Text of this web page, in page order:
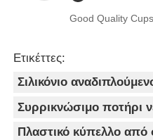
Good Quality
Ετικέττες:
Σιλικόνιο
Συρρικνώσιμο ποτήρι
Πλαστικό κύπελλο από